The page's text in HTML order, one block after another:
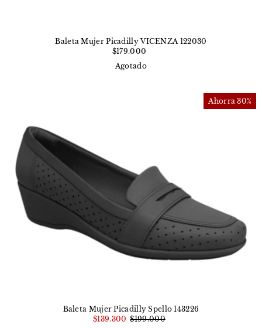
Baleta Mujer Picadilly VICENZA 122030
$179.000
Agotado
Ahorra 30%
Baleta Mujer Picadilly Spello 143226
$139.300 $199.000